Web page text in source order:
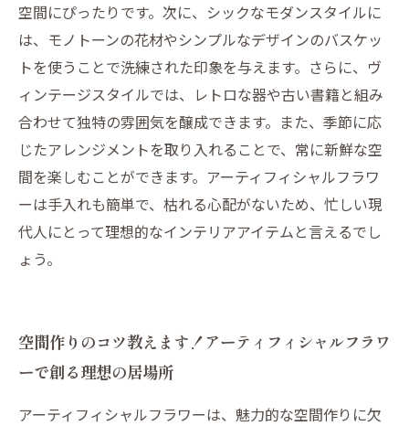
空間にぴったりです。次に、シックなモダンスタイルに
は、モノトーンの花材やシンプルなデザインのバスケッ
トを使うことで洗練された印象を与えます。さらに、ヴ
ィンテージスタイルでは、レトロな器や古い書籍と組み
合わせて独特の雰囲気を醸成できます。また、季節に応
じたアレンジメントを取り入れることで、常に新鮮な空
間を楽しむことができます。アーティフィシャルフラワ
ーは手入れも簡単で、枯れる心配がないため、忙しい現
代人にとって理想的なインテリアアイテムと言えるでし
ょう。
空間作りのコツ教えます！アーティフィシャルフラワ
ーで創る理想の居場所
アーティフィシャルフラワーは、魅力的な空間作りに欠